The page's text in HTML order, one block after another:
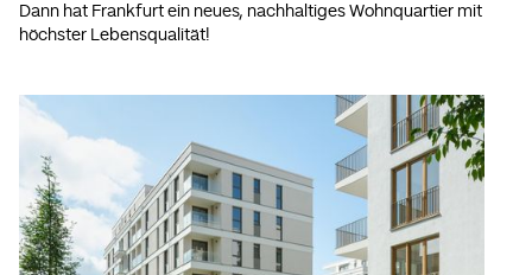
Dann hat Frankfurt ein neues, nachhaltiges Wohnquartier mit
höchster Lebensqualität!